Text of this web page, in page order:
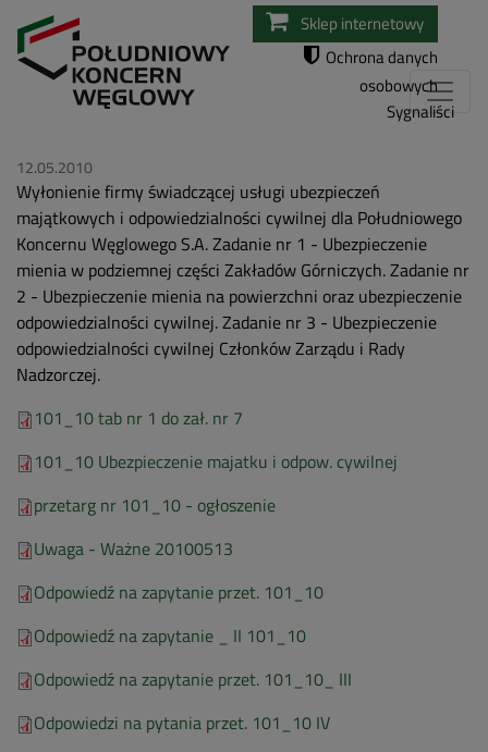
Przejdź
do
Sklep internetowy
Ochrona danych
osobowych
Sygnaliści
12.05.2010
Wyłonienie firmy świadczącej usługi ubezpieczeń
majątkowych i odpowiedzialności cywilnej dla Południowego
Koncernu Węglowego S.A. Zadanie nr 1 - Ubezpieczenie
mienia w podziemnej części Zakładów Górniczych. Zadanie nr
2 - Ubezpieczenie mienia na powierzchni oraz ubezpieczenie
odpowiedzialności cywilnej. Zadanie nr 3 - Ubezpieczenie
odpowiedzialności cywilnej Członków Zarządu i Rady
Nadzorczej.
101_10 tab nr 1 do zał. nr 7
101_10 Ubezpieczenie majatku i odpow. cywilnej
przetarg nr 101_10 - ogłoszenie
Uwaga - Ważne 20100513
Odpowiedź na zapytanie przet. 101_10
Odpowiedź na zapytanie _ II 101_10
Odpowiedź na zapytanie przet. 101_10_ III
Odpowiedzi na pytania przet. 101_10 IV